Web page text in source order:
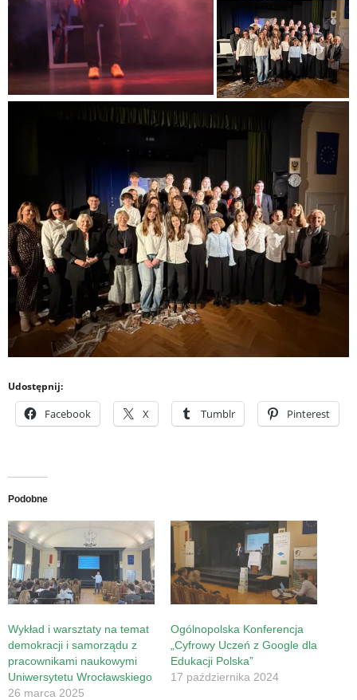
Udostępnij:
Facebook X Tumblr Pinterest
Podobne
Wykład i warsztaty na temat
demokracji i samorządu z
pracownikami naukowymi
Uniwersytetu Wrocławskiego
26 marca 2025
Ogólnopolska Konferencja
„Cyfrowy Uczeń z Google dla
Edukacji Polska”
17 października 2024